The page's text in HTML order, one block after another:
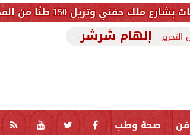
المخلفات
إلهام شرشر
فن صحة وطب تكنولوجيا منوعات